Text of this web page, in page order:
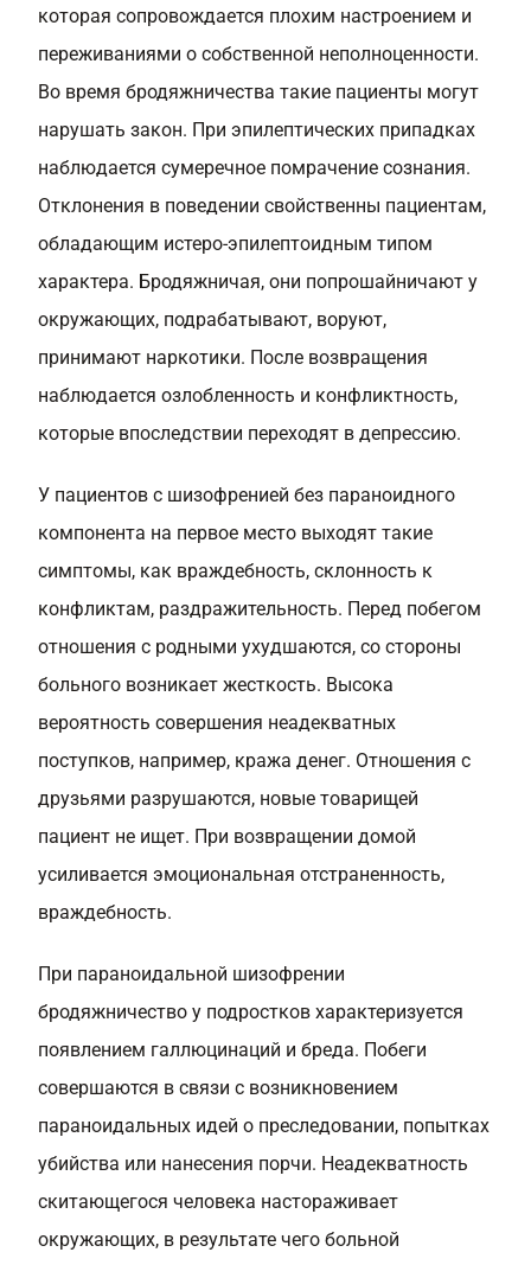
которая сопровождается плохим настроением и
переживаниями о собственной неполноценности.
Во время бродяжничества такие пациенты могут
нарушать закон. При эпилептических припадках
наблюдается сумеречное помрачение сознания.
Отклонения в поведении свойственны пациентам,
обладающим истеро-эпилептоидным типом
характера. Бродяжничая, они попрошайничают у
окружающих, подрабатывают, воруют,
принимают наркотики. После возвращения
наблюдается озлобленность и конфликтность,
которые впоследствии переходят в депрессию.
У пациентов с шизофренией без параноидного
компонента на первое место выходят такие
симптомы, как враждебность, склонность к
конфликтам, раздражительность. Перед побегом
отношения с родными ухудшаются, со стороны
больного возникает жесткость. Высока
вероятность совершения неадекватных
поступков, например, кража денег. Отношения с
друзьями разрушаются, новые товарищей
пациент не ищет. При возвращении домой
усиливается эмоциональная отстраненность,
враждебность.
При параноидальной шизофрении
бродяжничество у подростков характеризуется
появлением галлюцинаций и бреда. Побеги
совершаются в связи с возникновением
параноидальных идей о преследовании, попытках
убийства или нанесения порчи. Неадекватность
скитающегося человека настораживает
окружающих, в результате чего больной